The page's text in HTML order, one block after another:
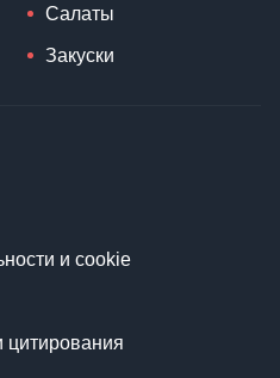
Салаты
Закуски
и cookie
цитирования